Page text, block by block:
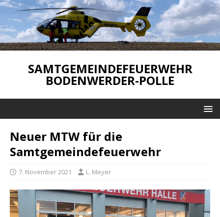
SAMTGEMEINDEFEUERWEHR
BODENWERDER-POLLE
Neuer MTW für die
Samtgemeindefeuerwehr
7. November 2021 L. Meyer